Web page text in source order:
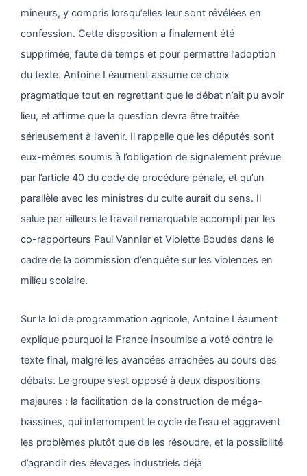
mineurs, y compris lorsqu’elles leur sont révélées en
confession. Cette disposition a finalement été
supprimée, faute de temps et pour permettre l’adoption
du texte. Antoine Léaument assume ce choix
pragmatique tout en regrettant que le débat n’ait pu avoir
lieu, et affirme que la question devra être traitée
sérieusement à l’avenir. Il rappelle que les députés sont
eux-mêmes soumis à l’obligation de signalement prévue
par l’article 40 du code de procédure pénale, et qu’un
parallèle avec les ministres du culte aurait du sens. Il
salue par ailleurs le travail remarquable accompli par les
co-rapporteurs Paul Vannier et Violette Boudes dans le
cadre de la commission d’enquête sur les violences en
milieu scolaire.
Sur la loi de programmation agricole, Antoine Léaument
explique pourquoi la France insoumise a voté contre le
texte final, malgré les avancées arrachées au cours des
débats. Le groupe s’est opposé à deux dispositions
majeures : la facilitation de la construction de méga-
bassines, qui interrompent le cycle de l’eau et aggravent
les problèmes plutôt que de les résoudre, et la possibilité
d’agrandir des élevages industriels déjà